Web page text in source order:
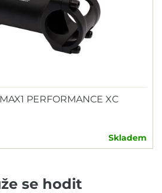
PERFORMANCE XC
Skladem
se hodit